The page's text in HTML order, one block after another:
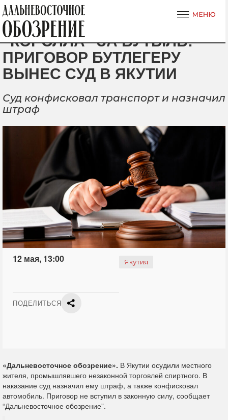
“КОРОЛЛА” ЗА БУТЫЛЬ:
ПРИГОВОР БУТЛЕГЕРУ
ВЫНЕС СУД В ЯКУТИИ
Суд конфисковал транспорт и назначил
штраф
12 мая, 13:00 Якутия
ПОДЕЛИТЬСЯ
«Дальневосточное обозрение». В Якутии осудили местного
жителя, промышлявшего незаконной торговлей спиртного. В
наказание суд назначил ему штраф, а также конфисковал
автомобиль. Приговор не вступил в законную силу, сообщает
“Дальневосточное обозрение”.